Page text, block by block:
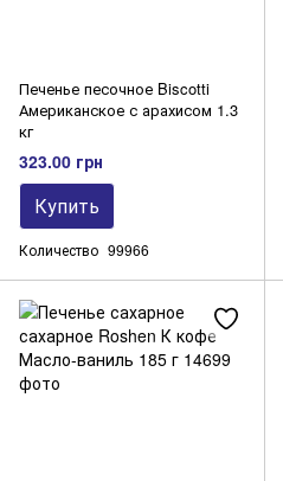
Печенье песочное Biscotti
Американское с арахисом 1.3
кг
323.00 грн
Купить
Количество 99966